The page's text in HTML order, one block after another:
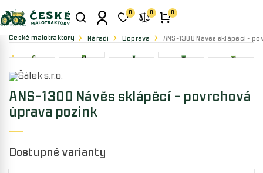
0 0 0
České malotraktory Nářadí Doprava ANS-1300 Návěs sklápěcí -
ANS-1300 Návěs sklápěcí - povrchová
úprava pozink
Dostupné varianty